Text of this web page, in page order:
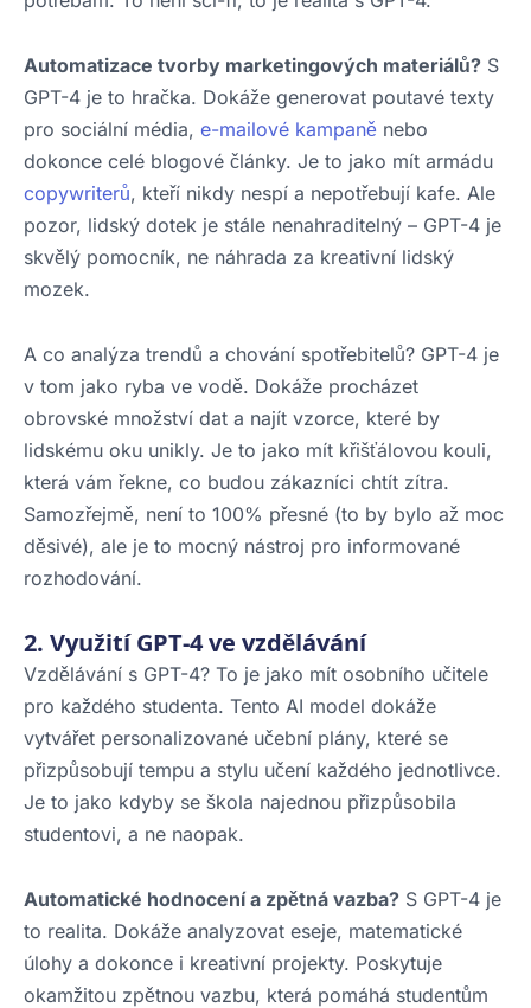
Automatizace tvorby marketingových materiálů? S
GPT-4 je to hračka. Dokáže generovat poutavé texty
pro sociální média, e-mailové kampaně nebo
dokonce celé blogové články. Je to jako mít armádu
copywriterů, kteří nikdy nespí a nepotřebují kafe. Ale
pozor, lidský dotek je stále nenahraditelný – GPT-4 je
skvělý pomocník, ne náhrada za kreativní lidský
mozek.
A co analýza trendů a chování spotřebitelů? GPT-4 je
v tom jako ryba ve vodě. Dokáže procházet
obrovské množství dat a najít vzorce, které by
lidskému oku unikly. Je to jako mít křišťálovou kouli,
která vám řekne, co budou zákazníci chtít zítra.
Samozřejmě, není to 100% přesné (to by bylo až moc
děsivé), ale je to mocný nástroj pro informované
rozhodování.
2. Využití GPT-4 ve vzdělávání
Vzdělávání s GPT-4? To je jako mít osobního učitele
pro každého studenta. Tento AI model dokáže
vytvářet personalizované učební plány, které se
přizpůsobují tempu a stylu učení každého jednotlivce.
Je to jako kdyby se škola najednou přizpůsobila
studentovi, a ne naopak.
Automatické hodnocení a zpětná vazba? S GPT-4 je
to realita. Dokáže analyzovat eseje, matematické
úlohy a dokonce i kreativní projekty. Poskytuje
okamžitou zpětnou vazbu, která pomáhá studentům